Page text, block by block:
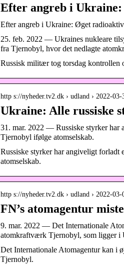
Efter angreb i
Efter angreb i Ukraine: Øget
25. feb. 2022 — Ukraines nukleare
fra Tjernobyl, hvor det nedlagte
Russisk militær tog torsdag kontrollen
http s://nyheder.tv2.dk › udland › 2022-
Ukraine: Alle russiske
31. mar. 2022 — Russiske styrker
Tjernobyl ifølge atomselskab.
Russiske styrker har angiveligt
atomselskab.
http s://nyheder.tv2.dk › udland › 2022-
FN’s atomagentur
9. mar. 2022 — Det Internationale
atomkraftværk Tjernobyl, som ligger
Det Internationale Atomagentur kan i
Tjernobyl.